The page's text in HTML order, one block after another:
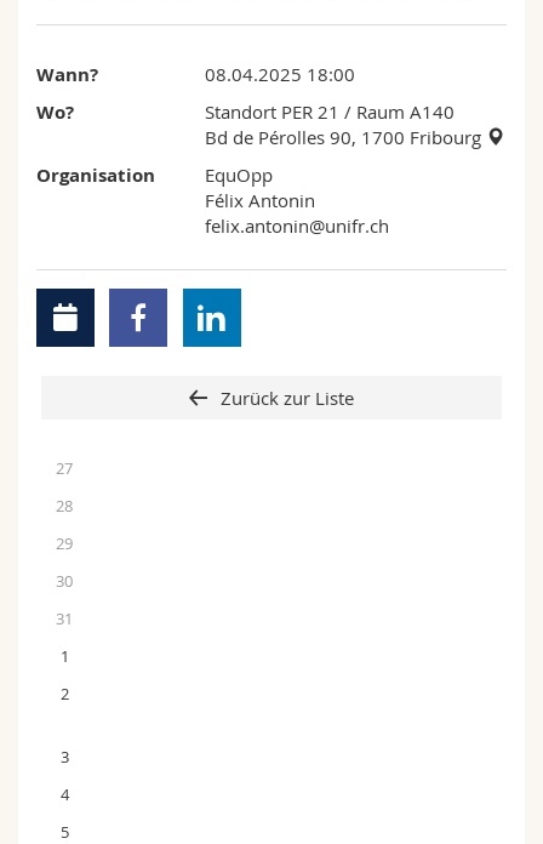
Wann? 08.04.2025 18:00
Wo? Standort PER 21 / Raum A140
Bd de Pérolles 90, 1700 Fribourg
Organisation
EquOpp
Félix Antonin
felix.antonin@unifr.ch
Zurück zur Liste
27
28
29
30
31
1
2
3
4
5